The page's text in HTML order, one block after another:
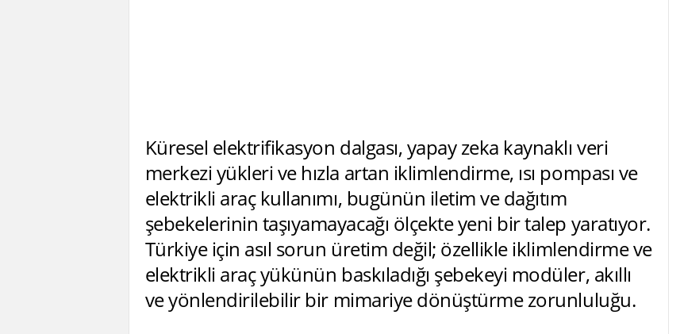
Küresel elektrifikasyon dalgası, yapay zeka kaynaklı veri
merkezi yükleri ve hızla artan iklimlendirme, ısı pompası ve
elektrikli araç kullanımı, bugünün iletim ve dağıtım
şebekelerinin taşıyamayacağı ölçekte yeni bir talep yaratıyor.
Türkiye için asıl sorun üretim değil; özellikle iklimlendirme ve
elektrikli araç yükünün baskıladığı şebekeyi modüler, akıllı
ve yönlendirilebilir bir mimariye dönüştürme zorunluluğu.